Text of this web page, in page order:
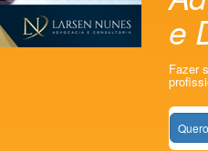
e
Fazer